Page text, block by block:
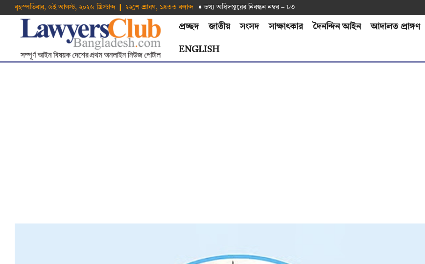
বৃহস্পতিবার, ৬ই আগস্ট, ২০২৬ খ্রিস্টাব্দ ❙ ২২শে শ্রাবণ, ১৪৩৩ বঙ্গাব্দ ♦ তথ‌্য অ‌ধিদপ্ত‌রের নিবন্ধন নম্বর – ৮৩
প্রচ্ছদ জাতীয় সংসদ সাক্ষাৎকার দৈনন্দিন আইন আদালত প্রাঙ্গণ
ENGLISH